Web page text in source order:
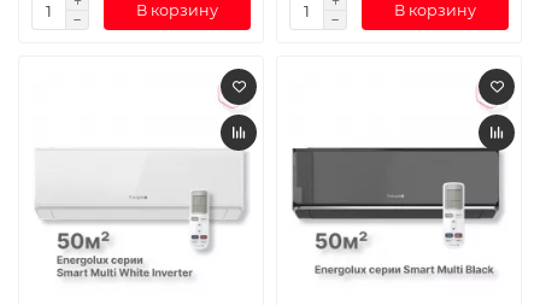
В корзину В корзину